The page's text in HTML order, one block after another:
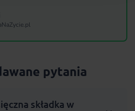
pytania
składka w